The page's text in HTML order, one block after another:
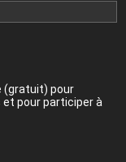
(gratuit) pour
pour participer à